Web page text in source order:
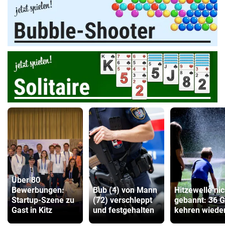
Über 80
Bewerbungen:
Startup-Szene zu
Gast in Kitz
Bub (4) von Mann
(72) verschleppt
und festgehalten
Hitzewelle
gebannt: 36
kehren